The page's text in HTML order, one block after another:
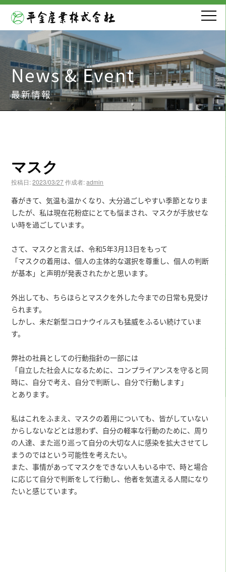
News & Event
最新情報
マスク
投稿日:2023/03/27作成者:admin
春がきて、気温も温かくなり、大分過ごしやすい季節となりま
したが、私は現在花粉症にとても悩まされ、マスクが手放せな
い時を過ごしています。
さて、マスクと言えば、令和5年3月13日をもって
「マスクの着用は、個人の主体的な選択を尊重し、個人の判断
が基本」と声明が発表されたかと思います。
外出しても、ちらほらとマスクを外した今までの日常も見受け
られます。
しかし、未だ新型コロナウイルスも猛威をふるい続けていま
す。
弊社の社員としての行動指針の一部には
「自立した社会人になるために、コンプライアンスを守ると同
時に、自分で考え、自分で判断し、自分で行動します」
とあります。
私はこれをふまえ、マスクの着用についても、皆がしていない
からしないなどとは思わず、自分の軽率な行動のために、周り
の人達、また巡り巡って自分の大切な人に感染を拡大させてし
まうのではという可能性を考えたい。
また、事情があってマスクをできない人もいる中で、時と場合
に応じて自分で判断をして行動し、他者を気遣える人間になり
たいと感じています。